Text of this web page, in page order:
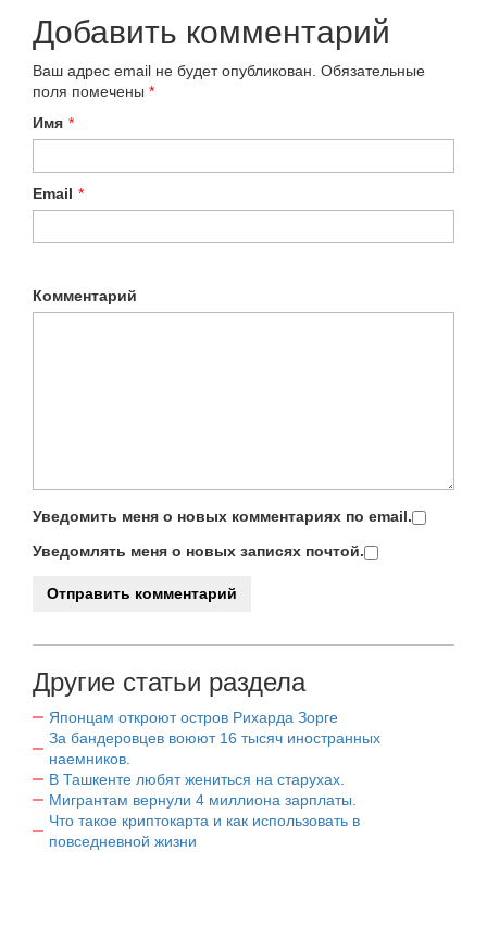
Добавить комментарий
Ваш адрес email не будет опубликован. Обязательные
поля помечены *
Имя *
Email *
Комментарий
Уведомить меня о новых комментариях по email.
Уведомлять меня о новых записях почтой.
Другие статьи раздела
Японцам откроют остров Рихарда Зорге
За бандеровцев воюют 16 тысяч иностранных
наемников.
В Ташкенте любят жениться на старухах.
Мигрантам вернули 4 миллиона зарплаты.
Что такое криптокарта и как использовать в
повседневной жизни